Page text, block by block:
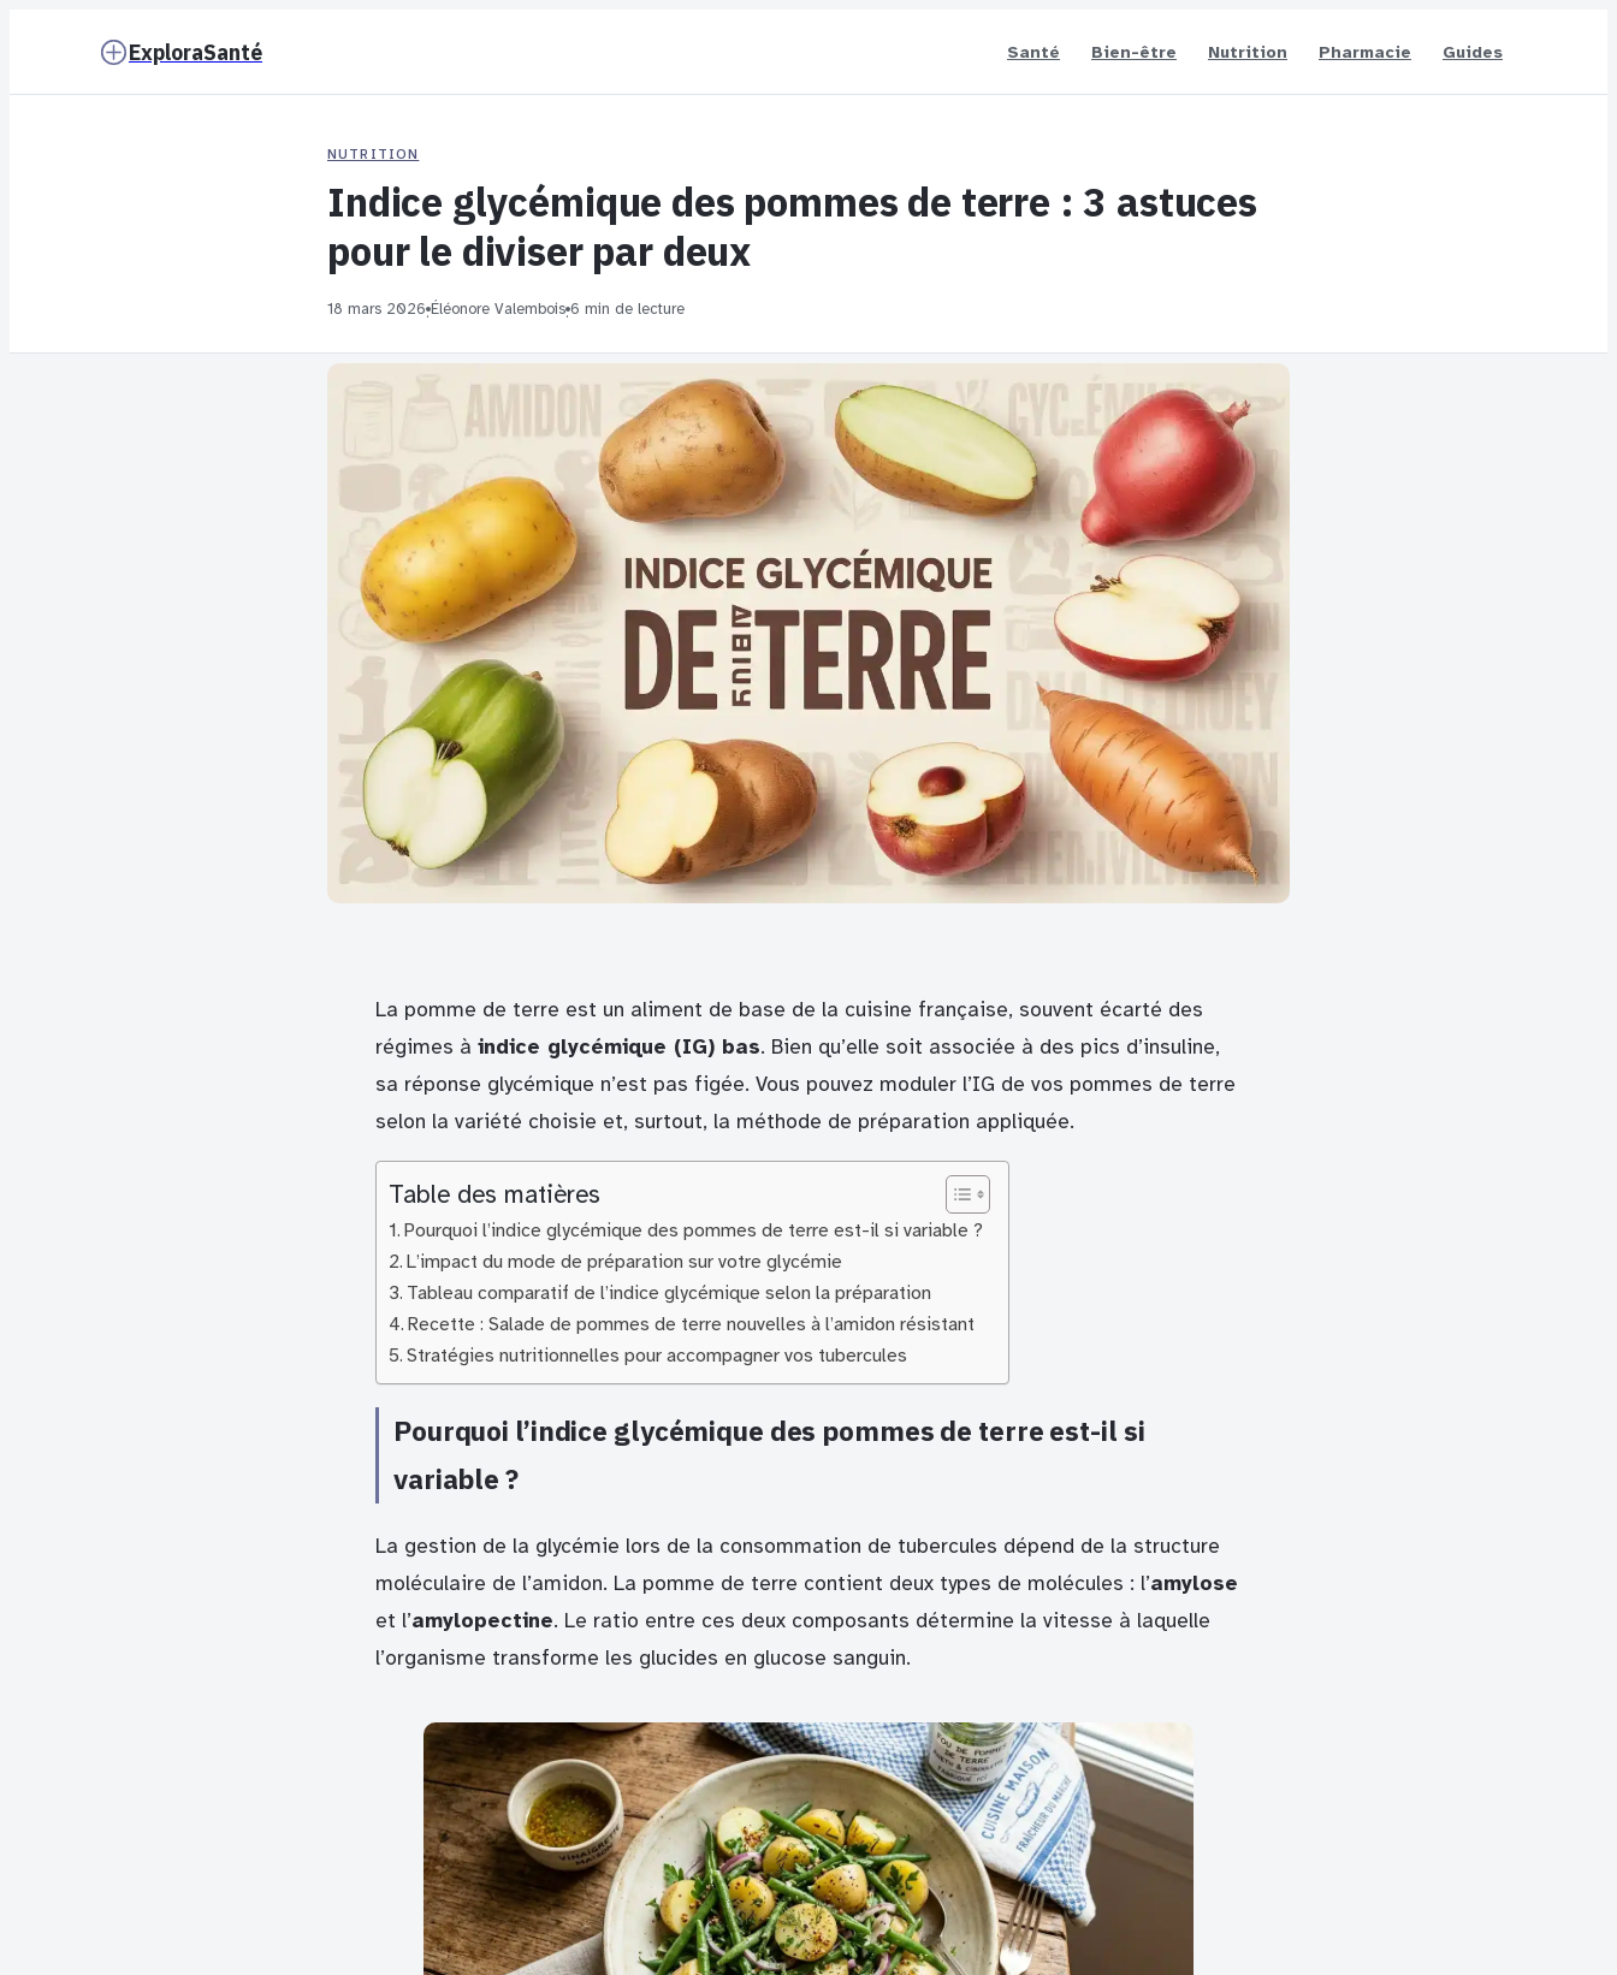
ExploraSanté Santé Bien-être Nutrition Pharmacie Guides
NUTRITION
Indice glycémique des pommes de terre : 3 astuces
pour le diviser par deux
18 mars 2026·Éléonore Valembois·6 min de lecture
La pomme de terre est un aliment de base de la cuisine française, souvent écarté des
régimes à indice glycémique (IG) bas. Bien qu’elle soit associée à des pics d’insuline,
sa réponse glycémique n’est pas figée. Vous pouvez moduler l’IG de vos pommes de terre
selon la variété choisie et, surtout, la méthode de préparation appliquée.
Table des matières
Pourquoi l’indice glycémique des pommes de terre est-il si variable ?
L’impact du mode de préparation sur votre glycémie
Tableau comparatif de l’indice glycémique selon la préparation
Recette : Salade de pommes de terre nouvelles à l’amidon résistant
Stratégies nutritionnelles pour accompagner vos tubercules
Pourquoi l’indice glycémique des pommes de terre est-il si
variable ?
La gestion de la glycémie lors de la consommation de tubercules dépend de la structure
moléculaire de l’amidon. La pomme de terre contient deux types de molécules : l’amylose
et l’amylopectine. Le ratio entre ces deux composants détermine la vitesse à laquelle
l’organisme transforme les glucides en glucose sanguin.